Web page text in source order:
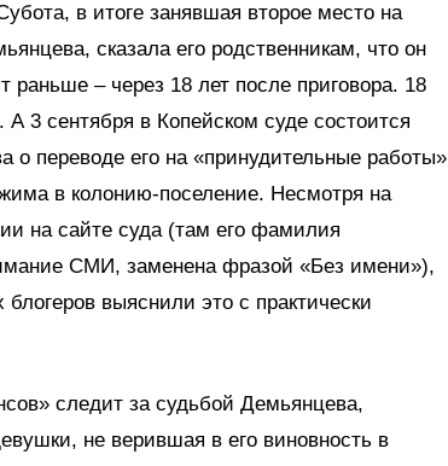
в итоге занявшая второе место на
сказала его родственникам, что он
раньше – через 18 лет после приговора. 18
А 3 сентября в Копейском суде состоится
о переводе его на «принудительные работы»
в колонию-поселение. Несмотря на
на сайте суда (там его фамилия
СМИ, заменена фразой «Без имени»),
выяснили это с практически
следит за судьбой Демьянцева,
не верившая в его виновность в